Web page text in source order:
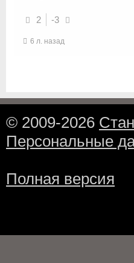
2 -3
6 л. назад
© 2009-2026
Персональные
Полная версия